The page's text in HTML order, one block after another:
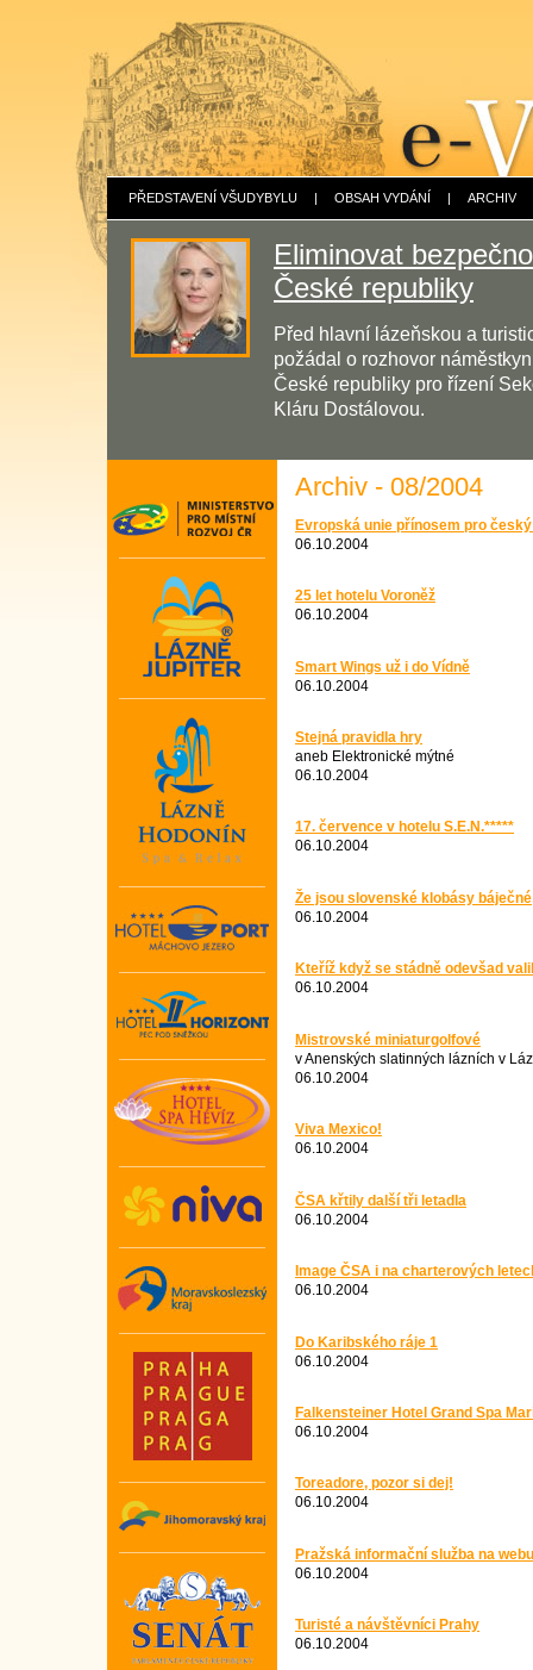
PŘEDSTAVENÍ VŠUDYBYLU | OBSAH VYDÁNÍ | ARCHIV
Eliminovat
České republiky
Před hlavní lázeňskou a
požádal o rozhovor
České republiky pro řízení
Kláru Dostálovou.
Archiv - 08/2004
Evropská unie přínosem pro
06.10.2004
25 let hotelu Voroněž
06.10.2004
Smart Wings už i do Vídně
06.10.2004
Stejná pravidla hry
aneb Elektronické mýtné
06.10.2004
17. července v hotelu S.E.N.*****
06.10.2004
Že jsou slovenské klobásy
06.10.2004
Kteříž když se stádně odevšad
06.10.2004
Mistrovské miniaturgolfové
v Anenských slatinných lázních v
06.10.2004
Viva Mexico!
06.10.2004
ČSA křtily další tři letadla
06.10.2004
Image ČSA i na charterových
06.10.2004
Do Karibského ráje 1
06.10.2004
Falkensteiner Hotel Grand Spa
06.10.2004
Toreadore, pozor si dej!
06.10.2004
Pražská informační služba na webu
06.10.2004
Turisté a návštěvníci Prahy
06.10.2004